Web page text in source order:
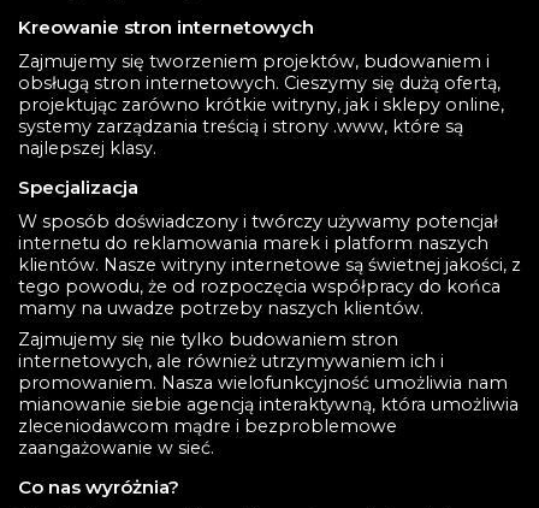
Kreowanie stron internetowych
Zajmujemy się tworzeniem projektów, budowaniem i
obsługą stron internetowych. Cieszymy się dużą ofertą,
projektując zarówno krótkie witryny, jak i sklepy online,
systemy zarządzania treścią i strony .www, które są
najlepszej klasy.
Specjalizacja
W sposób doświadczony i twórczy używamy potencjał
internetu do reklamowania marek i platform naszych
klientów. Nasze witryny internetowe są świetnej jakości, z
tego powodu, że od rozpoczęcia współpracy do końca
mamy na uwadze potrzeby naszych klientów.
Zajmujemy się nie tylko budowaniem stron
internetowych, ale również utrzymywaniem ich i
promowaniem. Nasza wielofunkcyjność umożliwia nam
mianowanie siebie agencją interaktywną, która umożliwia
zleceniodawcom mądre i bezproblemowe
zaangażowanie w sieć.
Co nas wyróżnia?